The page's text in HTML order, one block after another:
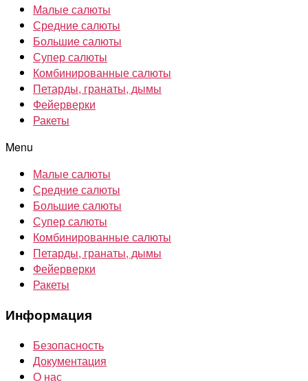
Малые салюты
Средние салюты
Большие салюты
Супер салюты
Комбинированные салюты
Петарды, гранаты, дымы
Фейерверки
Ракеты
Menu
Малые салюты
Средние салюты
Большие салюты
Супер салюты
Комбинированные салюты
Петарды, гранаты, дымы
Фейерверки
Ракеты
Информация
Безопасность
Документация
О нас